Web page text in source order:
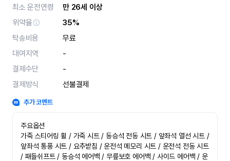
최소 운전연령
만 26세 이상
위약율
35%
탁송비용
무료
대여지역
-
결제수단
-
결제방식
선불결제
추가 코멘트
주요옵션
가죽 스티어링 휠 / 가죽 시트 / 동승석 전동 시트 / 앞좌석 열선 시트 /
앞좌석 통풍 시트 / 요추받침 / 운전석 메모리 시트 / 운전석 전동 시트
/ 패들쉬프트 / 동승석 에어백 / 무릎보호 에어백 / 사이드 에어백 / 운